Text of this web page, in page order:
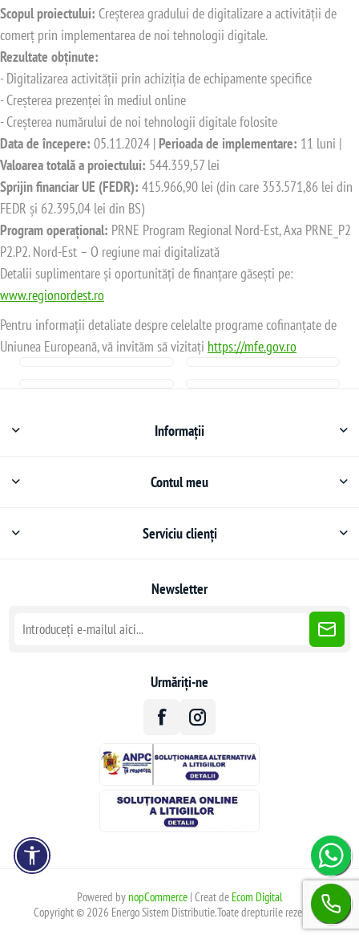
Scopul proiectului: Creșterea gradului de digitalizare a activității de
comerț prin implementarea de noi tehnologii digitale.
Rezultate obținute:
- Digitalizarea activității prin achiziția de echipamente specifice
- Creșterea prezenței în mediul online
- Creșterea numărului de noi tehnologii digitale folosite
Data de începere: 05.11.2024 | Perioada de implementare: 11 luni |
Valoarea totală a proiectului: 544.359,57 lei
Sprijin financiar UE (FEDR): 415.966,90 lei (din care 353.571,86 lei din
FEDR și 62.395,04 lei din BS)
Program operațional: PRNE Program Regional Nord-Est, Axa PRNE_P2
P2.P2. Nord-Est – O regiune mai digitalizată
Detalii suplimentare și oportunități de finanțare găsești pe:
www.regionordest.ro
Pentru informații detaliate despre celelalte programe cofinanțate de
Uniunea Europeană, vă invităm să vizitați https://mfe.gov.ro
Informații
Contul meu
Serviciu clienți
Newsletter
Urmăriți-ne
Powered bynopCommerce| Creat de Ecom Digital
Copyright © 2026 Energo Sistem Distributie.Toate drepturile rezervate.